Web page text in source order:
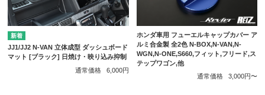
JJ1/JJ2 N-VAN 立体成型 ダッシュボード
マット [ブラック] 日焼け・映り込み抑制
通常価格
6,000円
ホンダ車用 フューエルキャップカバー ア
ルミ合金製 全2色 N-BOX,N-VAN,N-
WGN,N-ONE,S660,フィット,フリード,ス
テップワゴン,他
通常価格
3,000円〜